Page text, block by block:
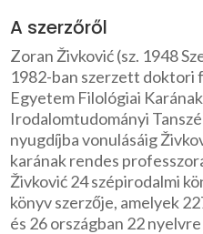
A szerzőről
Zoran Živković (sz. 1948
1982-ban szerzett doktori
Egyetem Filológiai
Irodalomtudományi
nyugdíjba vonulásáig
karának rendes
Živković 24 szépirodalmi
könyv szerzője, amelyek
és 26 országban 22